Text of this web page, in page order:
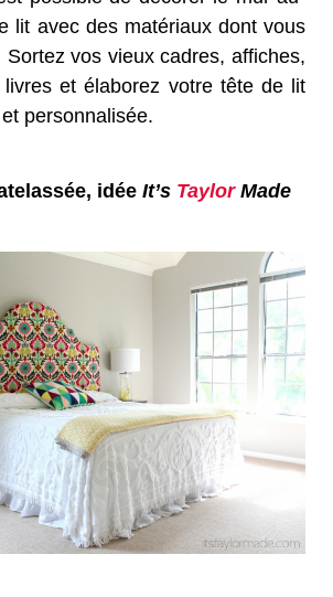
lit avec des matériaux dont vous
Sortez vos vieux cadres, affiches,
livres et élaborez votre tête de lit
personnalisée.
idée It’s TaylorMade